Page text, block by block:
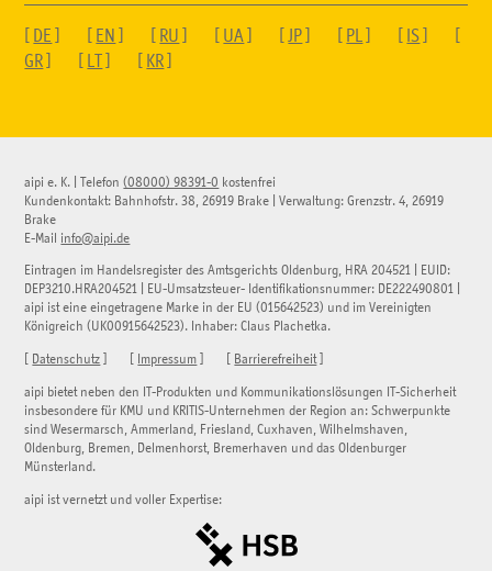
DE EN RU UA ] [JP PL IS
GR
LT KR
aipi e. K. |Telefon(08000) 98391-0 kostenfrei
Kundenkontakt: Bahnhofstr. 38 ,26919 Brake | Verwaltung:Grenzstr. 4 ,26919
Brake
E-Mail info@aipi.de
Eintragen im Handelsregister des Amtsgerichts Oldenburg, HRA 204521 | EUID:
DEP3210.HRA204521 | EU-Umsatzsteuer- Identifikationsnummer: DE222490801 |
aipi ist eine eingetragene Marke in der EU (015642523) und im Vereinigten
Königreich (UK00915642523). Inhaber: Claus Plachetka.
Datenschutz Impressum Barrierefreiheit]
aipi bietet neben den IT-Produkten und Kommunikationslösungen IT-Sicherheit
insbesondere für KMU und KRITIS-Unternehmen der Region an: Schwerpunkte
sind Wesermarsch, Ammerland, Friesland, Cuxhaven, Wilhelmshaven,
Oldenburg, Bremen, Delmenhorst, Bremerhaven und das Oldenburger
Münsterland.
aipi ist vernetzt und voller Expertise: